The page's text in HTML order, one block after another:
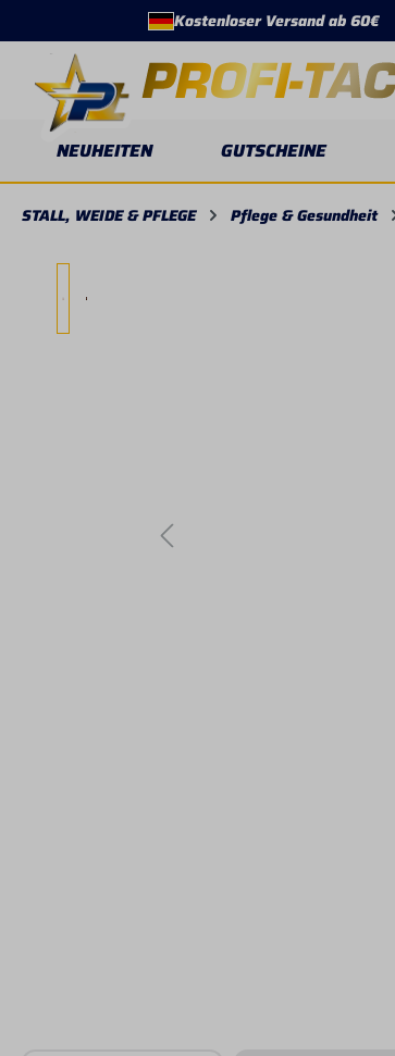
Zur Hauptnavigation springen
Kostenloser Versand ab 60€
NEUHEITEN GUTSCHEINE
STALL, WEIDE & PFLEGE Pflege & Gesundheit